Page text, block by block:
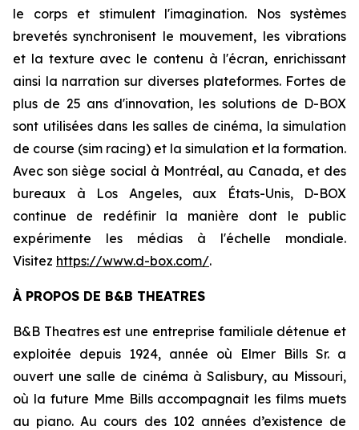
le corps et stimulent l'imagination. Nos systèmes
brevetés synchronisent le mouvement, les vibrations
et la texture avec le contenu à l'écran, enrichissant
ainsi la narration sur diverses plateformes. Fortes de
plus de 25 ans d'innovation, les solutions de D-BOX
sont utilisées dans les salles de cinéma, la simulation
de course (sim racing) et la simulation et la formation.
Avec son siège social à Montréal, au Canada, et des
bureaux à Los Angeles, aux États-Unis, D-BOX
continue de redéfinir la manière dont le public
expérimente les médias à l'échelle mondiale.
Visitez https://www.d-box.com/.
À PROPOS DE B&B THEATRES
B&B Theatres est une entreprise familiale détenue et
exploitée depuis 1924, année où Elmer Bills Sr. a
ouvert une salle de cinéma à Salisbury, au Missouri,
où la future Mme Bills accompagnait les films muets
au piano. Au cours des 102 années d’existence de